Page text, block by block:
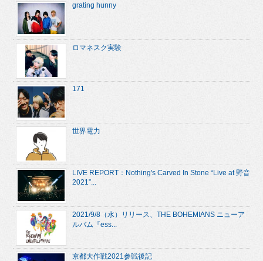
grating hunny
ロマネスク実験
171
世界電力
LIVE REPORT：Nothing's Carved In Stone “Live at 野音
2021”...
2021/9/8（水）リリース、THE BOHEMIANS ニューア
ルバム『ess...
京都大作戦2021参戦後記